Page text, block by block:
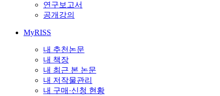
연구보고서
공개강의
MyRISS
내 추천논문
내 책장
내 최근 본 논문
내 저작물관리
내 구매·신청 현황